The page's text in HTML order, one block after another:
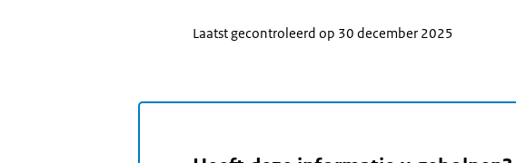
Laatst gecontroleerd op 30 december 2025